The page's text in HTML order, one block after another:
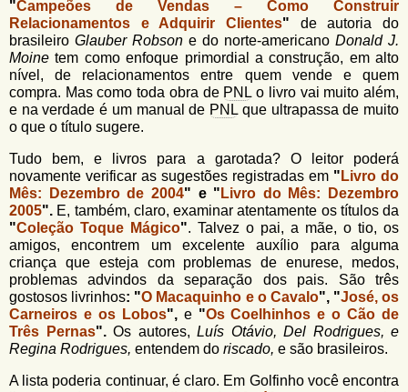
"Campeões de Vendas – Como Construir
Relacionamentos e Adquirir Clientes" de autoria do
brasileiro Glauber Robson e do norte-americano Donald J.
Moine tem como enfoque primordial a construção, em alto
nível, de relacionamentos entre quem vende e quem
compra. Mas como toda obra de PNL o livro vai muito além,
e na verdade é um manual de PNL que ultrapassa de muito
o que o título sugere.
Tudo bem, e livros para a garotada? O leitor poderá
novamente verificar as sugestões registradas em " Livro do
Mês: Dezembro de 2004" e " Livro do Mês: Dezembro
2005". E, também, claro, examinar atentamente os títulos da
"Coleção Toque Mágico". Talvez o pai, a mãe, o tio, os
amigos, encontrem um excelente auxílio para alguma
criança que esteja com problemas de enurese, medos,
problemas advindos da separação dos pais. São três
gostosos livrinhos: "O Macaquinho e o Cavalo", "José, os
Carneiros e os Lobos", e "Os Coelhinhos e o Cão de
Três Pernas". Os autores, Luís Otávio, Del Rodrigues, e
Regina Rodrigues, entendem do riscado, e são brasileiros.
A lista poderia continuar, é claro. Em Golfinho você encontra